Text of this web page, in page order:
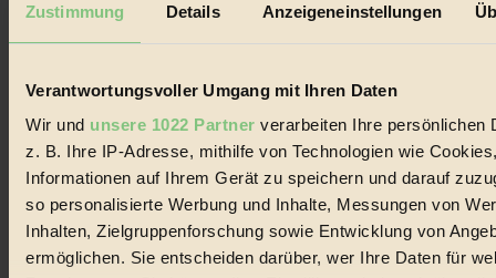
Zustimmung Details Anzeigeneinstellungen
Verantwortungsvoller Umgang mit Ihren Daten
Wir und unsere 1022 Partner verarbeiten Ihre persönlichen
z. B. Ihre IP-Adresse, mithilfe von Technologien wie
Informationen auf Ihrem Gerät zu speichern und darauf
so personalisierte Werbung und Inhalte, Messungen von
Inhalten, Zielgruppenforschung sowie Entwicklung von
ermöglichen. Sie entscheiden darüber, wer Ihre Daten für
Impressum & Disclaimer
Mediadaten
Biorama steht für einen nachhaltigen Lebensstil und bewussten
Lebenswandel. Es ist eine moderne Plattform für Ideen, Menschen
und Produkte, ein Leitfaden im schnell wachsenden Markt des
Handels mit Bioprodukten, des Fair-Trade sowie der Branche
alternativer Energien.